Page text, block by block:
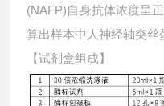
(NAFP)自身抗体浓度呈
算出样本中 人神经轴突丝
【试剂盒组成】